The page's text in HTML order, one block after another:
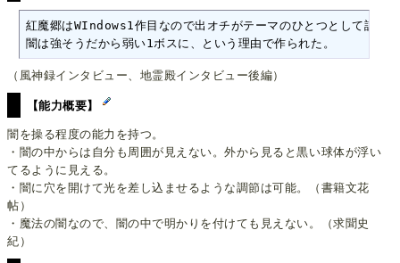
紅魔郷はWIndows1作目なので出オチがテーマのひとつとして設定
闇は強そうだから弱い1ボスに、という理由で作られた。
（風神録インタビュー、地霊殿インタビュー後編）
【能力概要】
闇を操る程度の能力を持つ。
・闇の中からは自分も周囲が見えない。外から見ると黒い球体が浮い
てるように見える。
・闇に穴を開けて光を差し込ませるような調節は可能。（書籍文花
帖）
・魔法の闇なので、闇の中で明かりを付けても見えない。（求聞史
紀）